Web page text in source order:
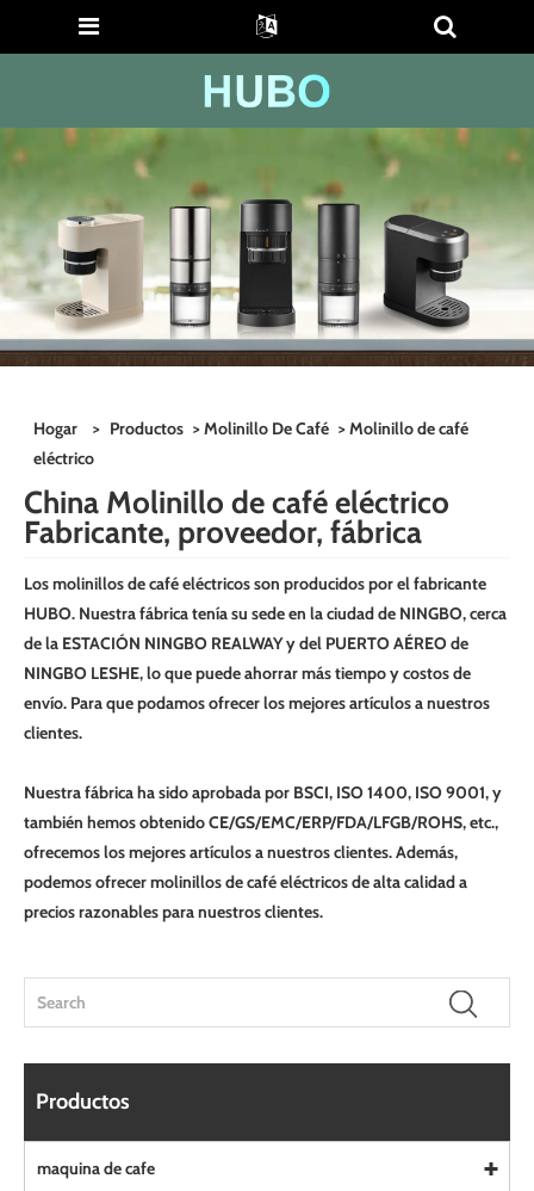
Hogar > Productos >Molinillo De Café > Molinillo de café
eléctrico
China Molinillo de café eléctrico
Fabricante, proveedor, fábrica
Los molinillos de café eléctricos son producidos por el fabricante
HUBO. Nuestra fábrica tenía su sede en la ciudad de NINGBO, cerca
de la ESTACIÓN NINGBO REALWAY y del PUERTO AÉREO de
NINGBO LESHE, lo que puede ahorrar más tiempo y costos de
envío. Para que podamos ofrecer los mejores artículos a nuestros
clientes.
Nuestra fábrica ha sido aprobada por BSCI, ISO 1400, ISO 9001, y
también hemos obtenido CE/GS/EMC/ERP/FDA/LFGB/ROHS, etc.,
ofrecemos los mejores artículos a nuestros clientes. Además,
podemos ofrecer molinillos de café eléctricos de alta calidad a
precios razonables para nuestros clientes.
Productos
maquina de cafe